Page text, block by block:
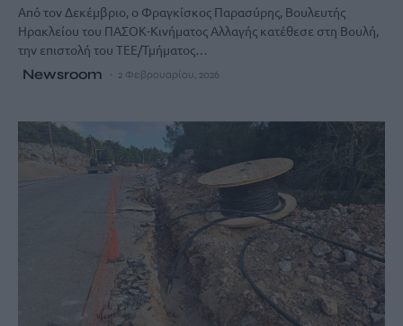
Από τον Δεκέμβριο, ο Φραγκίσκος Παρασύρης, Βουλευτής
Ηρακλείου του ΠΑΣΟΚ-Κινήματος Αλλαγής κατέθεσε στη Βουλή,
την επιστολή του ΤΕΕ/Τμήματος…
Newsroom 2 Φεβρουαρίου, 2026